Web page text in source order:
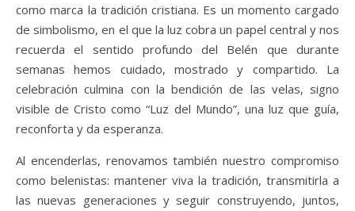
como marca la tradición cristiana. Es un momento cargado
de simbolismo, en el que la luz cobra un papel central y nos
recuerda el sentido profundo del Belén que durante
semanas hemos cuidado, mostrado y compartido. La
celebración culmina con la bendición de las velas, signo
visible de Cristo como “Luz del Mundo”, una luz que guía,
reconforta y da esperanza.
Al encenderlas, renovamos también nuestro compromiso
como belenistas: mantener viva la tradición, transmitirla a
las nuevas generaciones y seguir construyendo, juntos,